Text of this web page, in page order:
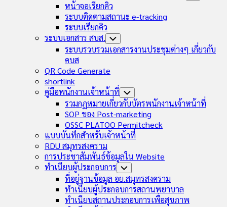
หน้าจอเรียกคิว
ระบบติดตามสถานะ e-tracking
ระบบเรียกคิว
ระบบเอกสาร สบส. Toggle
Child
Menu
ระบบรวบรวมเอกสารงานประชุมต่างๆ เกี่ยวกับ
คบส
QR Code Generate
shortlink
คู่มือพนักงานเจ้าหน้าที่ Toggle
Child
Menu
รวมกฏหมายเกี่ยวกับบัตรพนักงานเจ้าหน้าที่
SOP ของ Post-marketing
OSSC PLATOO Permitcheck
แบบบันทึกสำหรับเจ้าหน้าที่
RDU สมุทรสงคราม
การประชาสัมพันธ์ข้อมูลใน Website
ทำเนียบผู้ประกอบการ Toggle
Child
Menu
ที่อยู่ฐานข้อมูล อย.สมุทรสงคราม
ทำเนียบผู้ประกอบการสถานพยาบาล
ทำเนียบสถานประกอบการเพื่อสุขภาพ